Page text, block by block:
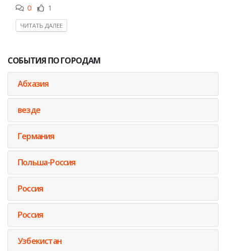
0
1
ЧИТАТЬ ДАЛЕЕ
СОБЫТИЯ ПО ГОРОДАМ
Абхазия
везде
Германия
Польша-Россия
Россия
Россия
Узбекистан